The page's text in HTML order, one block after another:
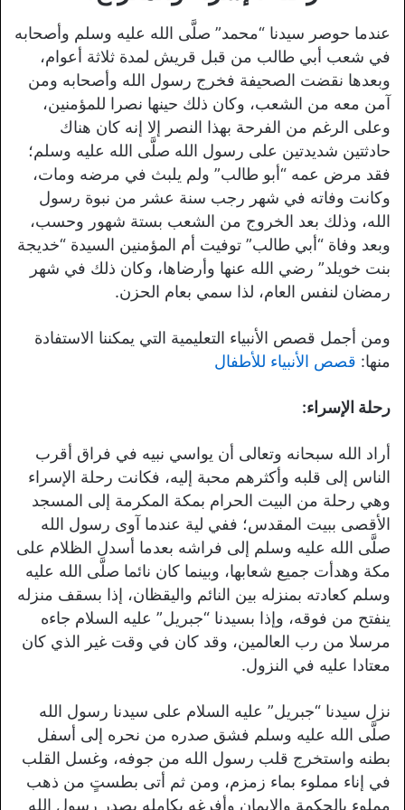
عندما حوصر سيدنا “محمد” صلَّى الله عليه وسلم وأصحابه
في شعب أبي طالب من قبل قريش لمدة ثلاثة أعوام،
وبعدها نقضت الصحيفة فخرج رسول الله وأصحابه ومن
آمن معه من الشعب، وكان ذلك حينها نصرا للمؤمنين،
وعلى الرغم من الفرحة بهذا النصر إلا إنه كان هناك
حادثتين شديدتين على رسول الله صلَّى الله عليه وسلم؛
فقد مرض عمه “أبو طالب” ولم يلبث في مرضه ومات،
وكانت وفاته في شهر رجب سنة عشر من نبوة رسول
الله، وذلك بعد الخروج من الشعب بستة شهور وحسب،
وبعد وفاة “أبي طالب” توفيت أم المؤمنين السيدة “خديجة
بنت خويلد” رضي الله عنها وأرضاها، وكان ذلك في شهر
رمضان لنفس العام، لذا سمي بعام الحزن.
ومن أجمل قصص الأنبياء التعليمية التي يمكننا الاستفادة
منها: قصص الأنبياء للأطفال
رحلة الإسراء:
أراد الله سبحانه وتعالى أن يواسي نبيه في فراق أقرب
الناس إلى قلبه وأكثرهم محبة إليه، فكانت رحلة الإسراء
وهي رحلة من البيت الحرام بمكة المكرمة إلى المسجد
الأقصى ببيت المقدس؛ ففي لية عندما آوى رسول الله
صلَّى الله عليه وسلم إلى فراشه بعدما أسدل الظلام على
مكة وهدأت جميع شعابها، وبينما كان نائما صلَّى الله عليه
وسلم كعادته بمنزله بين النائم واليقظان، إذا بسقف منزله
ينفتح من فوقه، وإذا بسيدنا “جبريل” عليه السلام جاءه
مرسلا من رب العالمين، وقد كان في وقت غير الذي كان
معتادا عليه في النزول.
نزل سيدنا “جبريل” عليه السلام على سيدنا رسول الله
صلَّى الله عليه وسلم فشق صدره من نحره إلى أسفل
بطنه واستخرج قلب رسول الله من جوفه، وغسل القلب
في إناء مملوء بماء زمزم، ومن ثم أتى بطستٍ من ذهب
مملوء بالحكمة والإيمان وأفرغه بكامله بصدر رسول الله